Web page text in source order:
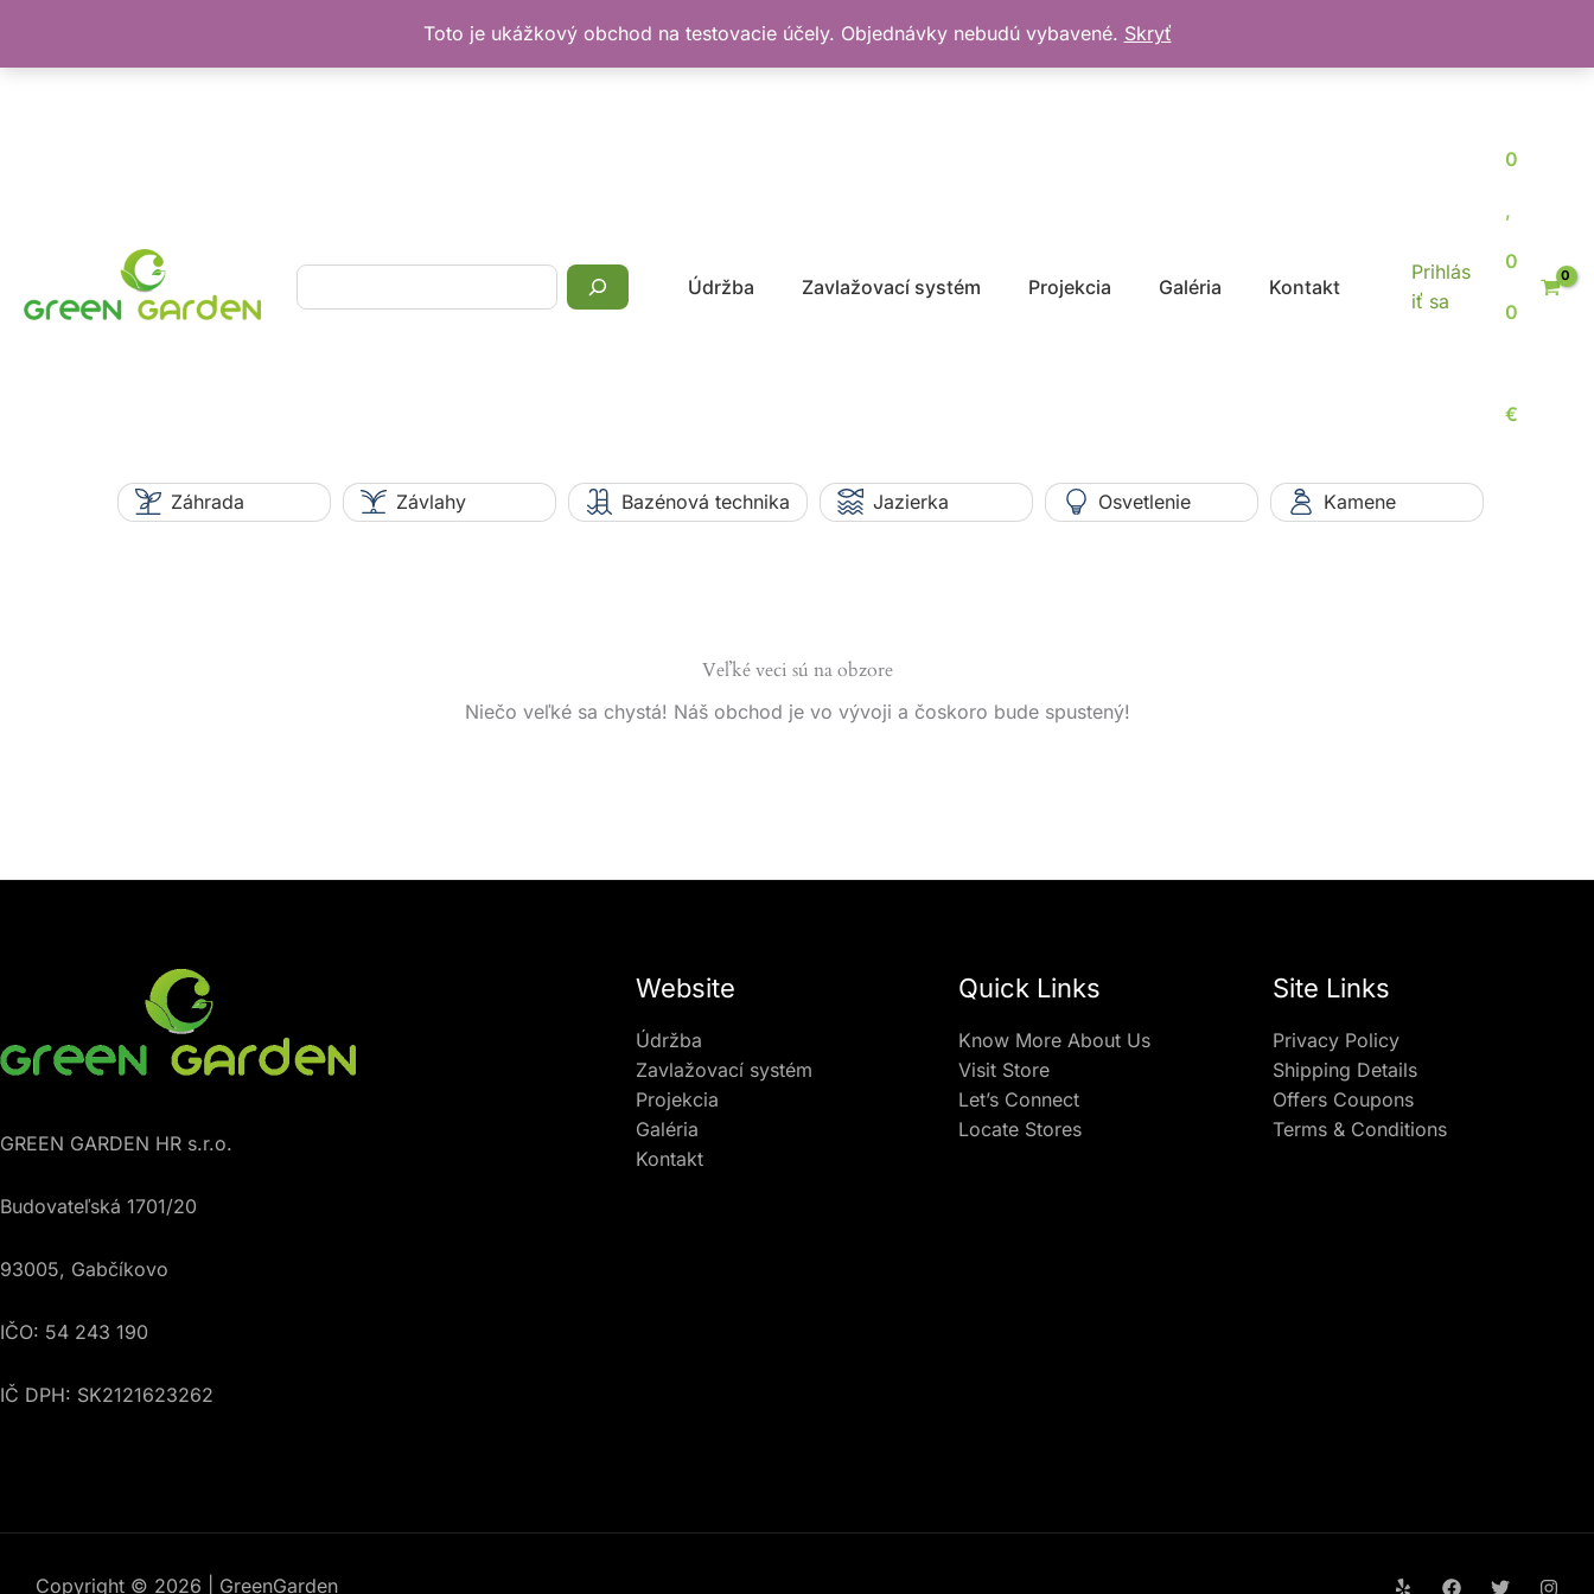
Toto je ukážkový obchod na testovacie účely. Objednávky nebudú vybavené. Skryť
Údržba Zavlažovací systém Projekcia Galéria Kontakt
Prihlás
iť sa
0
,
0
0
€
Záhrada Závlahy Bazénová technika Jazierka Osvetlenie Kamene
Veľké veci sú na obzore
Niečo veľké sa chystá! Náš obchod je vo vývoji a čoskoro bude spustený!
GREEN GARDEN HR s.r.o.
Budovateľská 1701/20
93005, Gabčíkovo
IČO: 54 243 190
IČ DPH: SK2121623262
Website
Údržba
Zavlažovací systém
Projekcia
Galéria
Kontakt
Quick Links
Know More About Us
Visit Store
Let’s Connect
Locate Stores
Site Links
Privacy Policy
Shipping Details
Offers Coupons
Terms & Conditions
Copyright © 2026 | GreenGarden